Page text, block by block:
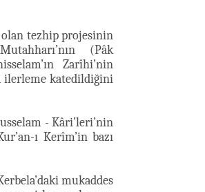
tezhip projesinin
(Pâk
Zarîhi’nin
ilerleme katedildiğini
- Kâri’leri’nin
ı Kerîm’in bazı
mukaddes